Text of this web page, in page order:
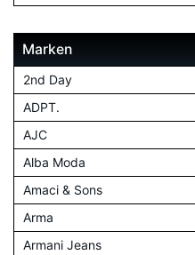
Marken
2nd Day
ADPT.
AJC
Alba Moda
Amaci & Sons
Arma
Armani Jeans